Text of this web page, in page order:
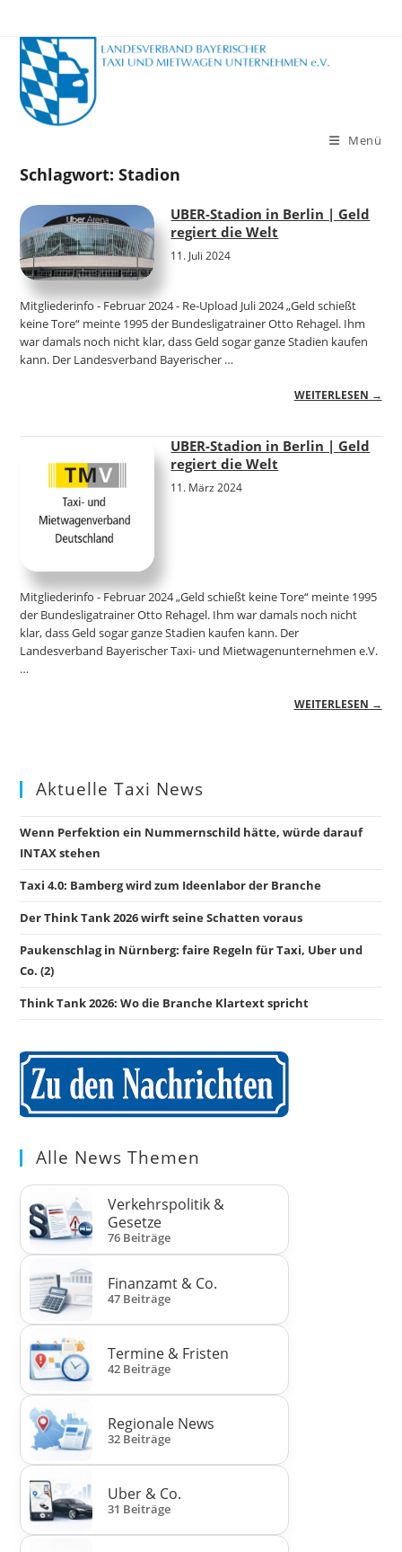
Inhalt
springen
Menü
Schlagwort:Stadion
UBER-Stadion in Berlin | Geld
regiert die Welt
11. Juli 2024
Mitgliederinfo - Februar 2024 - Re-Upload Juli 2024 „Geld schießt
keine Tore“ meinte 1995 der Bundesligatrainer Otto Rehagel. Ihm
war damals noch nicht klar, dass Geld sogar ganze Stadien kaufen
kann. Der Landesverband Bayerischer …
WEITERLESEN →
UBER-Stadion in Berlin | Geld
regiert die Welt
11. März 2024
Mitgliederinfo - Februar 2024 „Geld schießt keine Tore“ meinte 1995
der Bundesligatrainer Otto Rehagel. Ihm war damals noch nicht
klar, dass Geld sogar ganze Stadien kaufen kann. Der
Landesverband Bayerischer Taxi- und Mietwagenunternehmen e.V.
…
WEITERLESEN →
Aktuelle Taxi News
Wenn Perfektion ein Nummernschild hätte, würde darauf
INTAX stehen
Taxi 4.0: Bamberg wird zum Ideenlabor der Branche
Der Think Tank 2026 wirft seine Schatten voraus
Paukenschlag in Nürnberg: faire Regeln für Taxi, Uber und
Co. (2)
Think Tank 2026: Wo die Branche Klartext spricht
Alle News Themen
Verkehrspolitik &
Gesetze
76 Beiträge
Finanzamt & Co.
47 Beiträge
Termine & Fristen
42 Beiträge
Regionale News
32 Beiträge
Uber & Co.
31 Beiträge